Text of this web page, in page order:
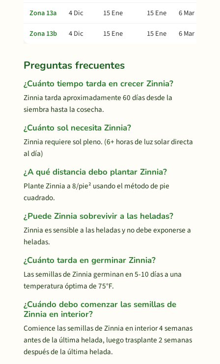
Zona 13a 4 Dic 15 Ene 15 Ene
6 Mar
Zona 13b
4 Dic 15 Ene 15 Ene 6 Mar
Preguntas frecuentes
¿Cuánto tiempo tarda en crecer Zinnia?
Zinnia tarda aproximadamente 60 días desde la
siembra hasta la cosecha.
¿Cuánto sol necesita Zinnia?
Zinnia requiere sol pleno. (6+ horas de luz solar directa
al día)
¿A qué distancia debo plantar Zinnia?
Plante Zinnia a 8/pie² usando el método de pie
cuadrado.
¿Puede Zinnia sobrevivir a las heladas?
Zinnia es sensible a las heladas y no debe exponerse a
heladas.
¿Cuánto tarda en germinar Zinnia?
Las semillas de Zinnia germinan en 5-10 días a una
temperatura óptima de 75°F.
¿Cuándo debo comenzar las semillas de
Zinnia en interior?
Comience las semillas de Zinnia en interior 4 semanas
antes de la última helada, luego trasplante 2 semanas
después de la última helada.